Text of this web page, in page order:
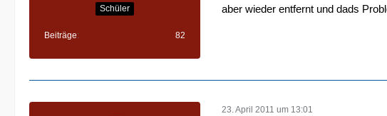
Schüler
Beiträge 82
aber wieder entfernt und dads
23. April 2011 um 13:01